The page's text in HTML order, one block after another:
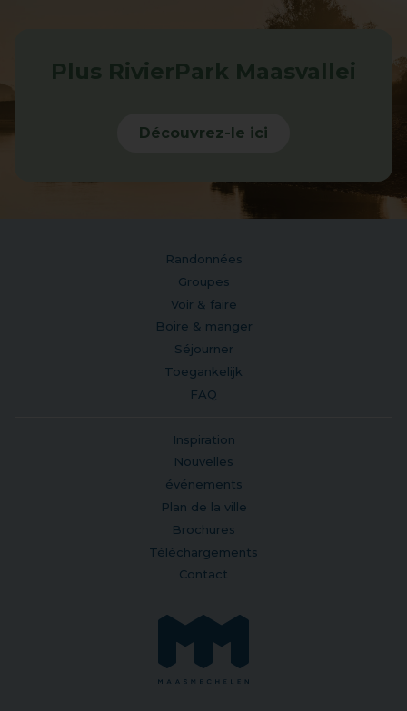
Plus RivierPark Maasvallei
Découvrez-le ici
Randonnées
Groupes
Voir & faire
Boire & manger
Séjourner
Toegankelijk
FAQ
Inspiration
Nouvelles
événements
Plan de la ville
Brochures
Téléchargements
Contact